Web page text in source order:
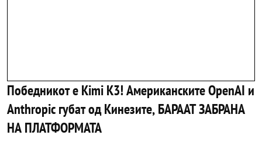
Победникот е Kimi K3! Американските OpenAI и
Anthropic губат од Кинезите, БАРААТ ЗАБРАНА
НА ПЛАТФОРМАТА